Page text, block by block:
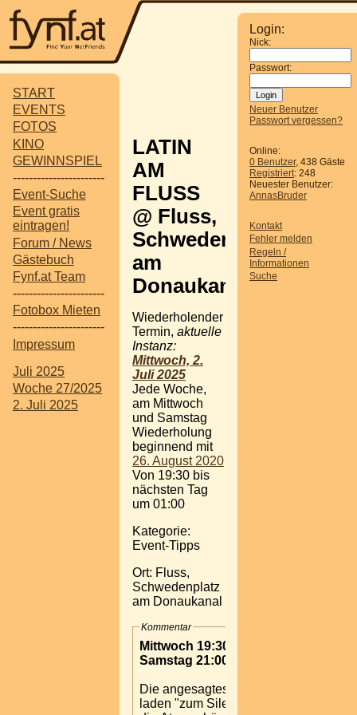
START
EVENTS
FOTOS
KINO
GEWINNSPIEL
-----------------------
Event-Suche
Event gratis
eintragen!
Forum / News
Gästebuch
Fynf.at Team
-----------------------
Fotobox Mieten
-----------------------
Impressum
Juli 2025
Woche 27/2025
2. Juli 2025
Login:
Nick:
Passwort:
Neuer Benutzer
Passwort vergessen?
Online:
0 Benutzer, 438 Gäste
Registriert: 248
Neuester Benutzer:
AnnasBruder
Kontakt
Fehler melden
Regeln /
Informationen
Suche
LATIN
AM
FLUSS
@ Fluss,
Schwedenplatz
am
Donaukanal
Wiederholender
Termin, aktuelle
Instanz:
Mittwoch, 2.
Juli 2025
Jede Woche,
am Mittwoch
und Samstag
Wiederholung
beginnend mit
26. August 2020
Von 19:30 bis
nächsten Tag
um 01:00
Kategorie:
Event-Tipps
Ort: Fluss,
Schwedenplatz
am Donaukanal
Kommentar
Mittwoch 19:30 - 24:00 Uhr
Samstag 21:00 - 01:00 Uhr
Die angesagtesten Latin Dance
laden "zum Silent Dancing" ein!!